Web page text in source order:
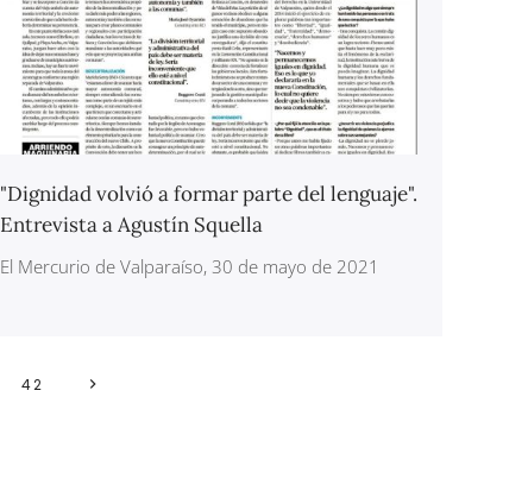
"Dignidad volvió a formar parte del lenguaje".
Entrevista a Agustín Squella
El Mercurio de Valparaíso, 30 de mayo de 2021
42